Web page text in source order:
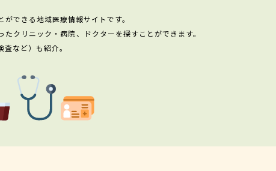
できる地域医療情報サイトです。
クリニック・病院、ドクターを探すことができます。
など）も紹介。